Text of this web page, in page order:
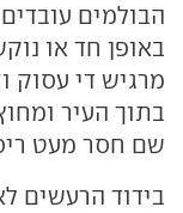
הבולמים
באופן חד או
מרגיש די עסוק
בתוך העיר
שם חסר מעט
בידוד הרעשים